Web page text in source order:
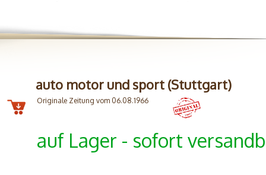
auto motor und sport (Stuttgart)
Originale Zeitung vom 06.08.1966
auf Lager - sofort